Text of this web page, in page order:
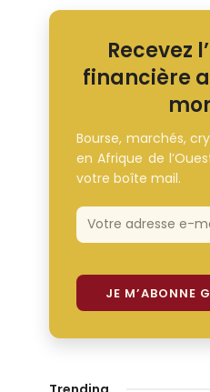
Recevez
financière
Bourse, marchés,
en Afrique de
votre boîte mail.